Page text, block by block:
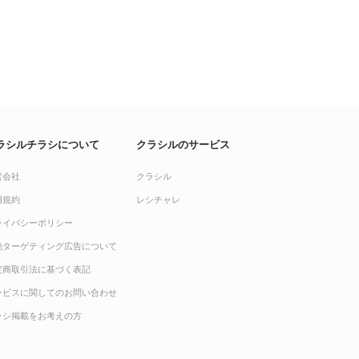
シルチラシについて
会社
規約
イバシーポリシー
ターゲティング広告について
商取引法に基づく表記
ビスに関してのお問い合わせ
シ掲載をお考えの方
クラシルのサービス
クラシル
レシチャレ